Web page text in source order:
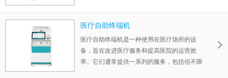
乘客提供实时准确的车辆到站预报、多媒体视
频播放、实时视频监控、乘客反馈建议和多种
信息发布服务。
医疗自助终端机
医疗自助终端机是一种使用在医疗场所的设
备，旨在改进医疗服务和提高医院的运营效
率。它们通常提供一系列的服务，包括但不限